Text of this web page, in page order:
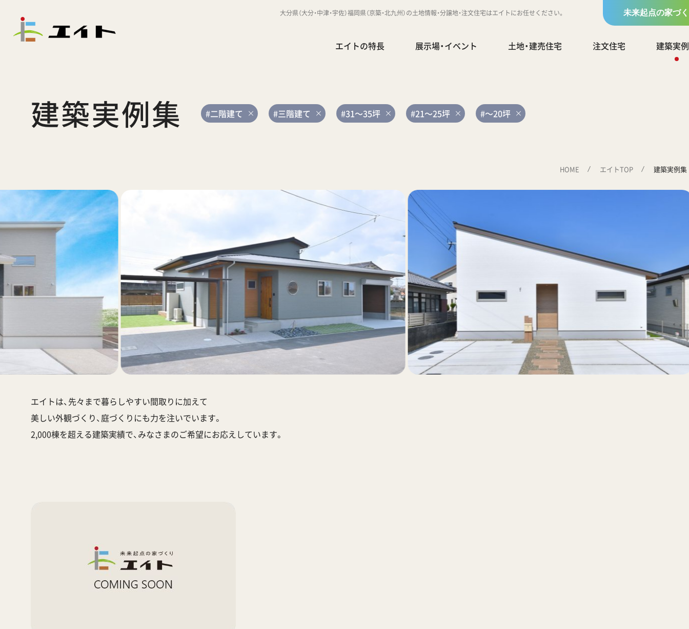
大分県（大分・中津・宇佐）福岡県（京築・北九州）の土地情報・分譲地・注文住宅はエイトにお任せください。 未来起点の家づ
エイトの特長 展示場・イベント 土地・建売住宅 注文住宅 建築実
建築実例集 #二階建て #三階建て #31～35坪 #21～25坪 #～20坪
HOME エイトTOP 建築実例集
エイトは、先々まで暮らしやすい間取りに加えて
美しい外観づくり、庭づくりにも力を注いでいます。
2,000棟を超える建築実績で、みなさまのご希望にお応えしています。